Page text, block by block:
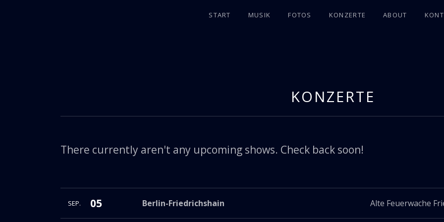
START MUSIK FOTOS KONZERTE ABOUT
KONZERTE
There currently aren't any upcoming shows. Check back soon!
SEP. 05 Alte Feuerwache
Berlin-Friedrichshain
Alte Feuerwache Friedrichshain
Marchlewskistr. 6